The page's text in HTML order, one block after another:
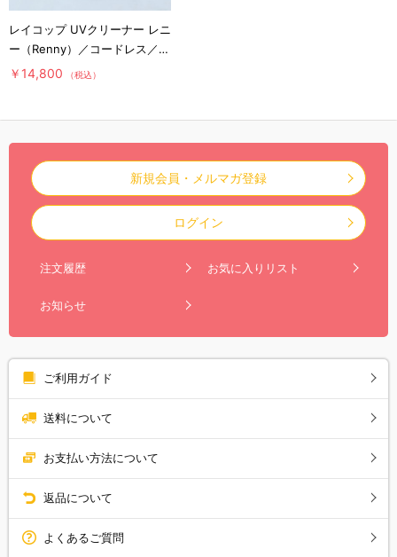
レイコップ UVクリーナー レニ
ー（Renny）／コードレス／軽
量／布団クリーナー
￥14,800 （税込）
新規会員・メルマガ登録
ログイン
注文履歴 お気に入りリスト
お知らせ
ご利用ガイド
送料について
お支払い方法について
返品について
よくあるご質問